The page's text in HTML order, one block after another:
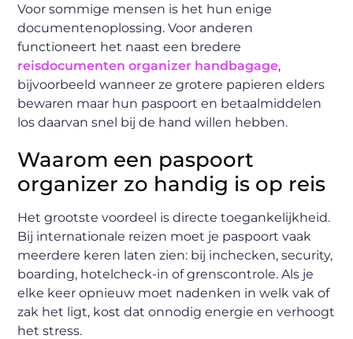
Voor sommige mensen is het hun enige
documentenoplossing. Voor anderen
functioneert het naast een bredere
reisdocumenten organizer handbagage,
bijvoorbeeld wanneer ze grotere papieren elders
bewaren maar hun paspoort en betaalmiddelen
los daarvan snel bij de hand willen hebben.
Waarom een paspoort
organizer zo handig is op reis
Het grootste voordeel is directe toegankelijkheid.
Bij internationale reizen moet je paspoort vaak
meerdere keren laten zien: bij inchecken, security,
boarding, hotelcheck-in of grenscontrole. Als je
elke keer opnieuw moet nadenken in welk vak of
zak het ligt, kost dat onnodig energie en verhoogt
het stress.